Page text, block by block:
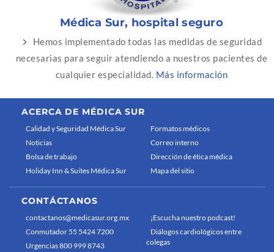
Médica Sur, hospital seguro
Hemos implementado todas las medidas de seguridad
necesarias para seguir atendiendo a nuestros pacientes de
cualquier especialidad. Más información
ACERCA DE MÉDICA SUR
Calidad y Seguridad Médica Sur
Noticias
Bolsa de trabajo
Holiday Inn & Suites Médica Sur
Formatos médicos
Correo interno
Dirección de ética médica
Mapa del sitio
CONTÁCTANOS
contactanos@medicasur.org.mx
Conmutador 55 5424 7200
Urgencias 800 999 8743
¡Escucha nuestro podcast!
Diálogos cardiológicos entre
colegas